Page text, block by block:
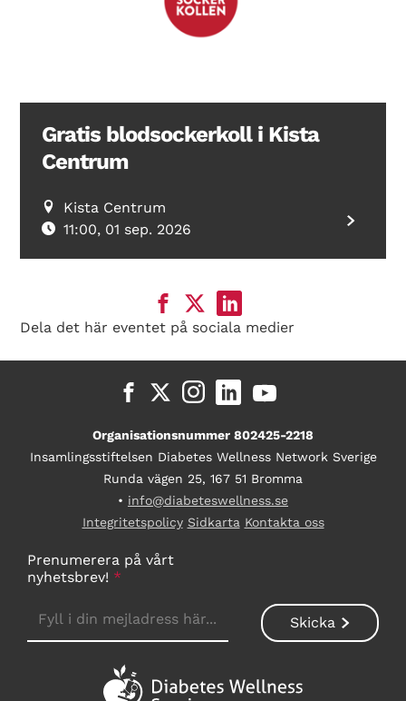
Gratis blodsockerkoll i Kista
Centrum
Kista Centrum
11:00, 01 sep. 2026
Dela det här eventet på sociala medier
Organisationsnummer 802425-2218
Insamlingsstiftelsen Diabetes Wellness Network Sverige
Runda vägen 25, 167 51 Bromma
• info@diabeteswellness.se
Integritetspolicy Sidkarta Kontakta oss
Prenumerera på vårt
nyhetsbrev! *